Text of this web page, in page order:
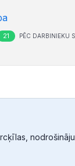
21 PĒC DARBINIEKU